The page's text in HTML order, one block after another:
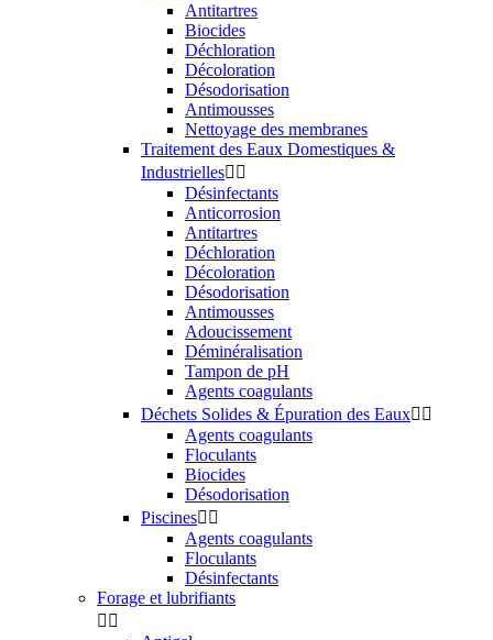
Antitartres
Biocides
Déchloration
Décoloration
Désodorisation
Antimousses
Nettoyage des membranes
Traitement des Eaux Domestiques &
Industrielles 
Désinfectants
Anticorrosion
Antitartres
Déchloration
Décoloration
Désodorisation
Antimousses
Adoucissement
Déminéralisation
Tampon de pH
Agents coagulants
Déchets Solides & Épuration des Eaux 
Agents coagulants
Floculants
Biocides
Désodorisation
Piscines 
Agents coagulants
Floculants
Désinfectants
Forage et lubrifiants
 